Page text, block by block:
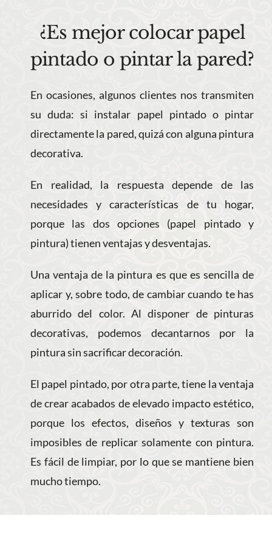
¿Es mejor colocar papel
pintado o pintar la pared?
En ocasiones, algunos clientes nos transmiten
su duda: si instalar papel pintado o pintar
directamente la pared, quizá con alguna pintura
decorativa.
En realidad, la respuesta depende de las
necesidades y características de tu hogar,
porque las dos opciones (papel pintado y
pintura) tienen ventajas y desventajas.
Una ventaja de la pintura es que es sencilla de
aplicar y, sobre todo, de cambiar cuando te has
aburrido del color. Al disponer de pinturas
decorativas, podemos decantarnos por la
pintura sin sacrificar decoración.
El papel pintado, por otra parte, tiene la ventaja
de crear acabados de elevado impacto estético,
porque los efectos, diseños y texturas son
imposibles de replicar solamente con pintura.
Es fácil de limpiar, por lo que se mantiene bien
mucho tiempo.